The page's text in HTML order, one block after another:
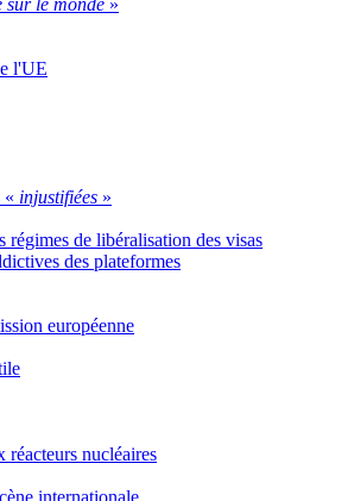
sur le monde »
l'UE
« injustifiées »
régimes de libéralisation des visas
des plateformes
européenne
réacteurs nucléaires